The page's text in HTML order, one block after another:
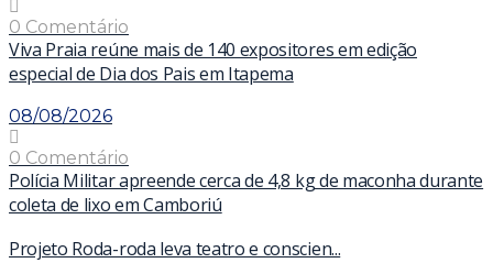
0 Comentário
Viva Praia reúne mais de 140 expositores em edição
especial de Dia dos Pais em Itapema
08/08/2026
0 Comentário
Polícia Militar apreende cerca de 4,8 kg de maconha durante
coleta de lixo em Camboriú
Projeto Roda-roda leva teatro e conscien...